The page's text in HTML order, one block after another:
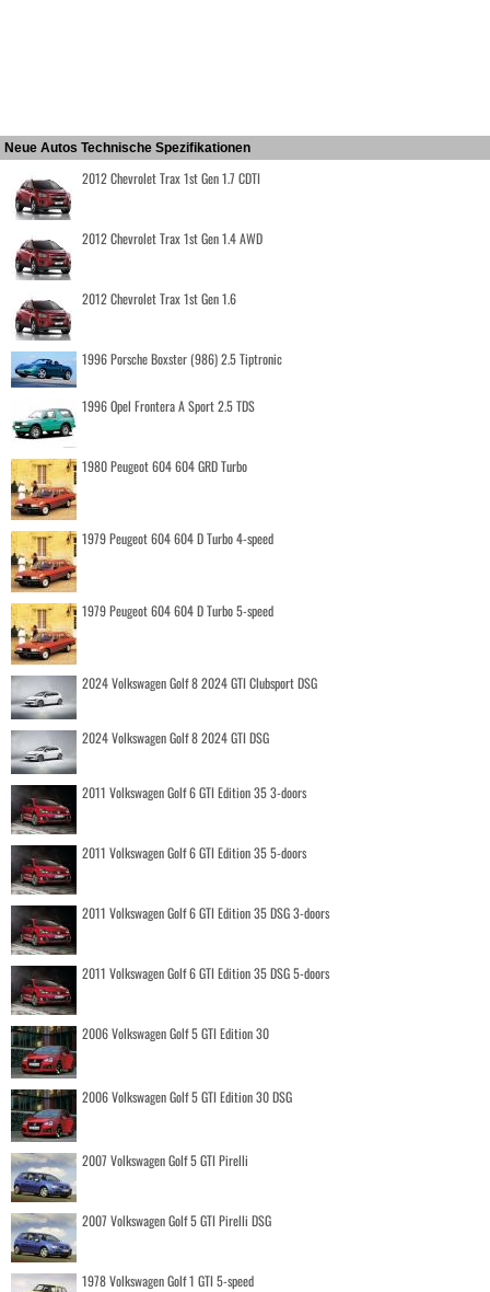
Neue Autos Technische Spezifikationen
2012 Chevrolet Trax 1st Gen 1.7 CDTI
2012 Chevrolet Trax 1st Gen 1.4 AWD
2012 Chevrolet Trax 1st Gen 1.6
1996 Porsche Boxster (986) 2.5 Tiptronic
1996 Opel Frontera A Sport 2.5 TDS
1980 Peugeot 604 604 GRD Turbo
1979 Peugeot 604 604 D Turbo 4-speed
1979 Peugeot 604 604 D Turbo 5-speed
2024 Volkswagen Golf 8 2024 GTI Clubsport DSG
2024 Volkswagen Golf 8 2024 GTI DSG
2011 Volkswagen Golf 6 GTI Edition 35 3-doors
2011 Volkswagen Golf 6 GTI Edition 35 5-doors
2011 Volkswagen Golf 6 GTI Edition 35 DSG 3-doors
2011 Volkswagen Golf 6 GTI Edition 35 DSG 5-doors
2006 Volkswagen Golf 5 GTI Edition 30
2006 Volkswagen Golf 5 GTI Edition 30 DSG
2007 Volkswagen Golf 5 GTI Pirelli
2007 Volkswagen Golf 5 GTI Pirelli DSG
1978 Volkswagen Golf 1 GTI 5-speed